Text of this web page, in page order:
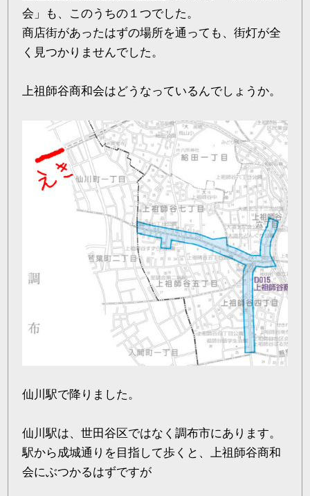
会」も、このうちの１つでした。
商店街があったはずの場所を通っても、街灯が全
く見つかりませんでした。
上祖師谷商和会はどうなっているんでしょうか。
仙川駅で降りました。
仙川駅は、世田谷区ではなく調布市にあります。
駅から成城通りを目指して歩くと、上祖師谷商和
会にぶつかるはずですが